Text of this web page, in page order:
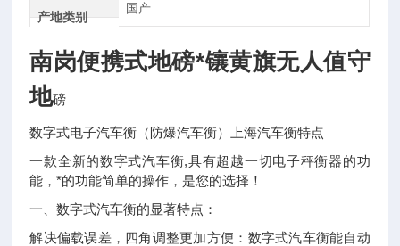
产地类别
国产
南岗便携式地磅*镶黄旗无人值守
地磅
数字式电子汽车衡（防爆汽车衡）上海汽车衡特点
一款全新的数字式汽车衡,具有超越一切电子秤衡器的功
能，*的功能简单的操作，是您的选择！
一、数字式汽车衡的显著特点：
解决偏载误差，四角调整更加方便：数字式汽车衡能自动